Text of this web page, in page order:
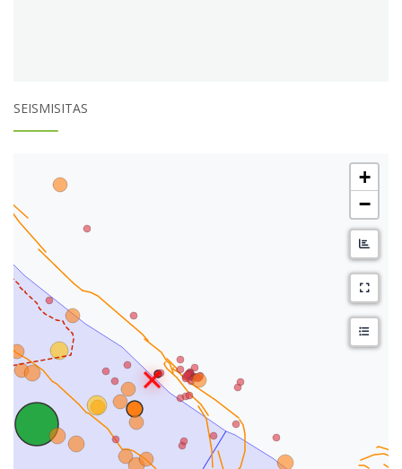
SEISMISITAS